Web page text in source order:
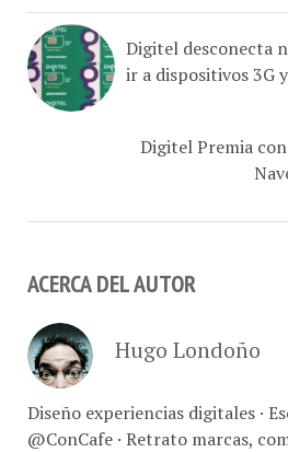
Digitel desconecta
ir a dispositivos 3G
Diseño experiencias digitales ·
@ConCafe · Retrato marcas,
Fotografía comercial // Con-